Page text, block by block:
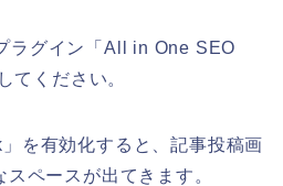
ラグイン「All in One SEO
てください。
を有効化すると、記事投稿画
ペースが出てきます。